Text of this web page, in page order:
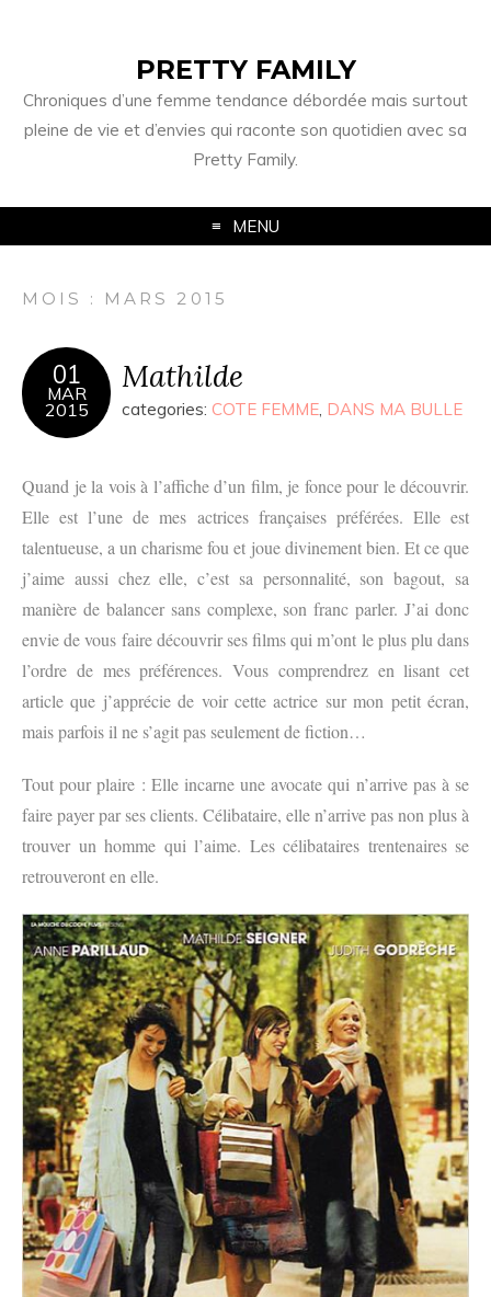
PRETTY FAMILY
Chroniques d’une femme tendance débordée mais surtout
pleine de vie et d’envies qui raconte son quotidien avec sa
Pretty Family.
MENU
MOIS : MARS 2015
01
MAR
2015
Mathilde
categories: COTE FEMME, DANS MA BULLE
Quand je la vois à l’affiche d’un film, je fonce pour le découvrir.
Elle est l’une de mes actrices françaises préférées. Elle est
talentueuse, a un charisme fou et joue divinement bien. Et ce que
j’aime aussi chez elle, c’est sa personnalité, son bagout, sa
manière de balancer sans complexe, son franc parler. J’ai donc
envie de vous faire découvrir ses films qui m’ont le plus plu dans
l’ordre de mes préférences. Vous comprendrez en lisant cet
article que j’apprécie de voir cette actrice sur mon petit écran,
mais parfois il ne s’agit pas seulement de fiction…
Tout pour plaire : Elle incarne une avocate qui n’arrive pas à se
faire payer par ses clients. Célibataire, elle n’arrive pas non plus à
trouver un homme qui l’aime. Les célibataires trentenaires se
retrouveront en elle.